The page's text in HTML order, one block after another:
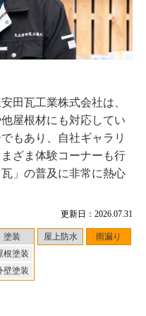
更新日：2026.07.31
塗装
根塗装
壁塗装
屋上防水 雨漏り
田瓦工業株式会社は、
屋根材にも対応してい
もあり、自社ギャラリ
ざま体験コーナーも行
」の普及に非常に熱心